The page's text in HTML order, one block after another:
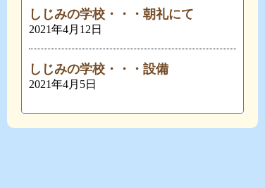
しじみの学校・・・朝礼にて
2021年4月12日
しじみの学校・・・設備
2021年4月5日